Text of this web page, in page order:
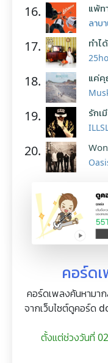
16. แพ้ท
ลาบ
17. ทำไ
18. แค่
19. รักเ
20.
คอร์ด
คอร์ดเพลงค้นหามา
จากเว็บไซต์ดูคอร์ด
ตั้งแต่ช่วงวันที่